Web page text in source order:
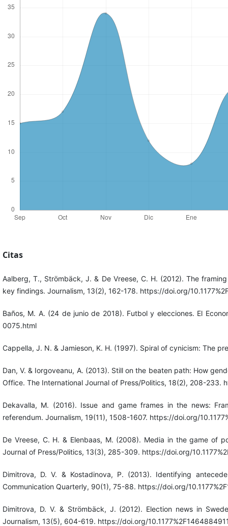
Citas
Aalberg, T., Strömbäck, J. & De Vreese, C. H. (2012). The
key findings. Journalism, 13(2), 162-178. https://doi.org/
Baños, M. A. (24 de junio de 2018). Futbol y elecciones. El
0075.html
Cappella, J. N. & Jamieson, K. H. (1997). Spiral of cynicism: The
Dan, V. & Iorgoveanu, A. (2013). Still on the beaten path: How
Office. The International Journal of Press/Politics, 18(2), 208-233.
Dekavalla, M. (2016). Issue and game frames in the news:
referendum. Journalism, 19(11), 1508-1607. https://doi.org/
De Vreese, C. H. & Elenbaas, M. (2008). Media in the game of
Journal of Press/Politics, 13(3), 285-309. https://doi.org/
Dimitrova, D. V. & Kostadinova, P. (2013). Identifying
Communication Quarterly, 90(1), 75-88. https://doi.org/
Dimitrova, D. V. & Strömbäck, J. (2012). Election news in
Journalism, 13(5), 604-619. https://doi.org/